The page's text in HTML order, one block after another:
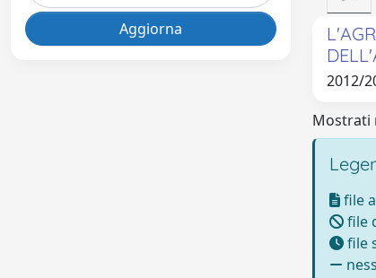
2012/
Mostrati
file
file
file